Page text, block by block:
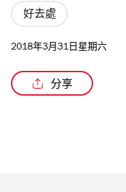
好去處
2018年3月31日星期六
分享